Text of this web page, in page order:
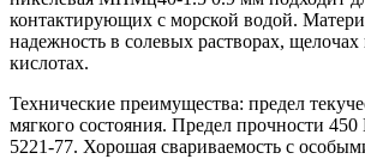
контактирующих с морской водой.
надежность в солевых растворах,
кислотах.
Технические преимущества: предел
мягкого состояния. Предел прочности
5221-77. Хорошая свариваемость с